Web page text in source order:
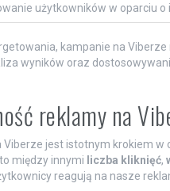
użytkowników w oparciu
kampanie na
wyników oraz
reklamy na
jest istotnym krokiem
między innymi liczba kliknięć,
reagują na nasze